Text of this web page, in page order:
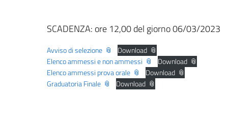
SCADENZA: ore 12,00 del giorno 06/03/2023
Avviso di selezione
Download
Elenco ammessi e non ammessi
Download
Elenco ammessi prova orale
Download
Graduatoria Finale
Download